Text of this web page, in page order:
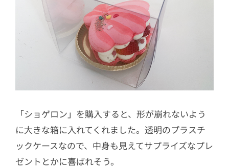
「ショゲロン」を購入すると、形が崩れないよう
に大きな箱に入れてくれました。透明のプラスチ
ックケースなので、中身も見えてサプライズなプレ
ゼントとかに喜ばれそう。